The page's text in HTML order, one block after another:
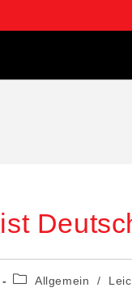
Beitrags-
Allgemein /